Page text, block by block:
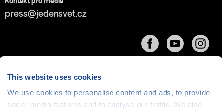
This website uses cookies
We use cookies to personalise content and ads, to provide
social media features and to analyse our traffic. We also
Kontakt pro média
press@jedensvet.cz
Cookies| © 1999-2026 Člověk v tísni o.p.s., web běží